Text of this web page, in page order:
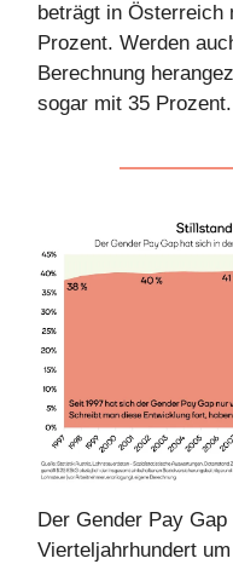
beträgt in Österreich
Prozent. Werden
Berechnung
sogar mit 35 Prozent.
Der Gender Pay
Vierteljahrhundert